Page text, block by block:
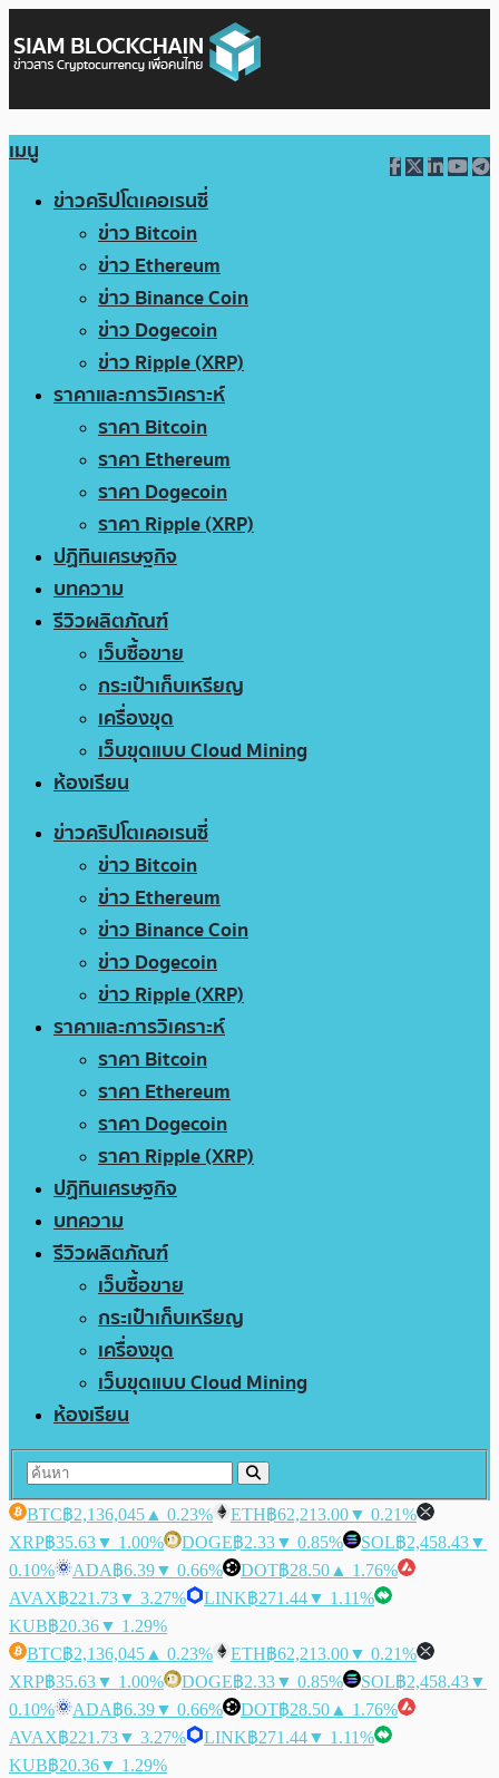
เมนู
ข่าวคริปโตเคอเรนซี่
ข่าว Bitcoin
ข่าว Ethereum
ข่าว Binance Coin
ข่าว Dogecoin
ข่าว Ripple (XRP)
ราคาและการวิเคราะห์
ราคา Bitcoin
ราคา Ethereum
ราคา Dogecoin
ราคา Ripple (XRP)
ปฏิทินเศรษฐกิจ
บทความ
รีวิวผลิตภัณฑ์
เว็บซื้อขาย
กระเป๋าเก็บเหรียญ
เครื่องขุด
เว็บขุดแบบ Cloud Mining
ห้องเรียน
ข่าวคริปโตเคอเรนซี่
ข่าว Bitcoin
ข่าว Ethereum
ข่าว Binance Coin
ข่าว Dogecoin
ข่าว Ripple (XRP)
ราคาและการวิเคราะห์
ราคา Bitcoin
ราคา Ethereum
ราคา Dogecoin
ราคา Ripple (XRP)
ปฏิทินเศรษฐกิจ
บทความ
รีวิวผลิตภัณฑ์
เว็บซื้อขาย
กระเป๋าเก็บเหรียญ
เครื่องขุด
เว็บขุดแบบ Cloud Mining
ห้องเรียน
BTC฿2,136,045 ▲ 0.23% ETH฿62,213.00▼ 0.21%
XRP฿35.63▼ 1.00% DOGE฿2.33▼ 0.85% SOL฿2,458.43▼
0.10%
ADA฿6.39▼ 0.66% DOT฿28.50 ▲ 1.76%
AVAX฿221.73▼ 3.27% LINK฿271.44▼ 1.11%
KUB฿20.36▼ 1.29%
BTC฿2,136,045 ▲ 0.23% ETH฿62,213.00▼ 0.21%
XRP฿35.63▼ 1.00% DOGE฿2.33▼ 0.85% SOL฿2,458.43▼
0.10%
ADA฿6.39▼ 0.66% DOT฿28.50 ▲ 1.76%
AVAX฿221.73▼ 3.27% LINK฿271.44▼ 1.11%
KUB฿20.36▼ 1.29%